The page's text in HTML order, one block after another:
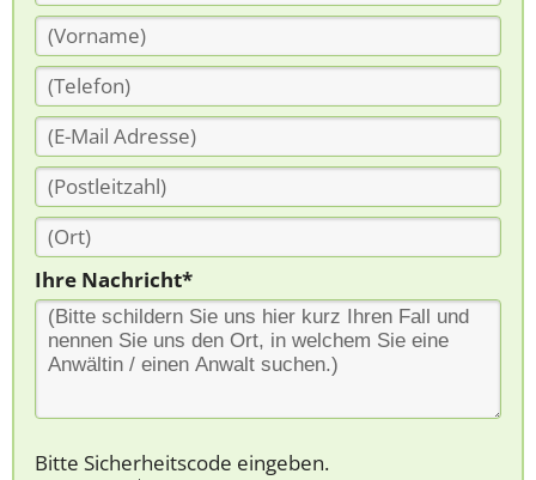
Ihre Nachricht*
Bitte Sicherheitscode eingeben.